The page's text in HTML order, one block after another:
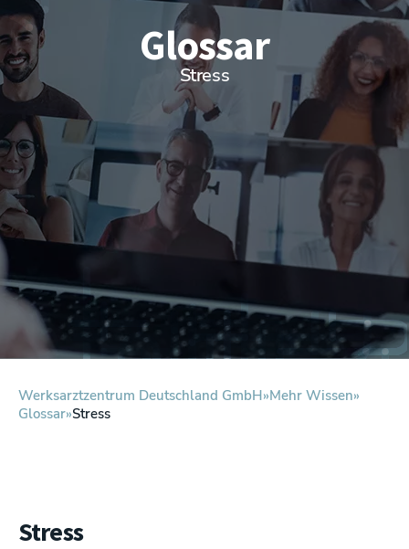
Glossar
Stress
Werksarztzentrum Deutschland GmbH Mehr Wissen
Glossar Stress
Stress